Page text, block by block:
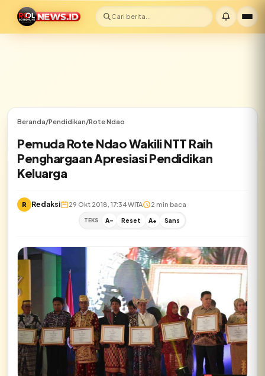
Cari berita...
Beranda/Pendidikan/Rote Ndao
Pemuda Rote Ndao Wakili NTT Raih
Penghargaan Apresiasi Pendidikan
Keluarga
R Redaksi 29 Okt 2018, 17:34 WITA 2 min baca
TEKS A- Reset A+ Sans
✕
Lihat semua hasil →